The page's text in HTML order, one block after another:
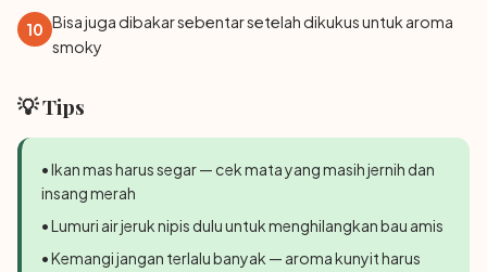
10 Bisa juga dibakar sebentar setelah dikukus untuk aroma
smoky
💡 Tips
• Ikan mas harus segar — cek mata yang masih jernih dan
insang merah
• Lumuri air jeruk nipis dulu untuk menghilangkan bau amis
• Kemangi jangan terlalu banyak — aroma kunyit harus